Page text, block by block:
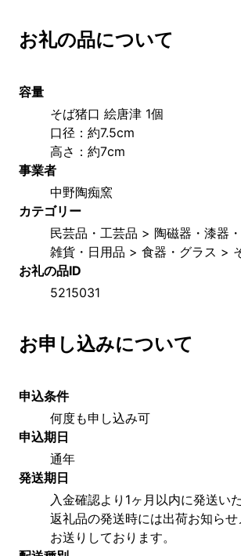
お礼の品について
容量
そば猪口 絵唐津 1個
口径：約7.5cm
高さ：約7cm
事業者
中野陶痴窯
カテゴリー
民芸品・工芸品 > 陶磁器・漆器
雑貨・日用品 > 食器・グラス >
お礼の品ID
5215031
お申し込みについて
申込条件
何度も申し込み可
申込期日
通年
発送期日
入金確認より1ヶ月以内に発送い
返礼品の発送時には出荷お知らせ
お送りしております。